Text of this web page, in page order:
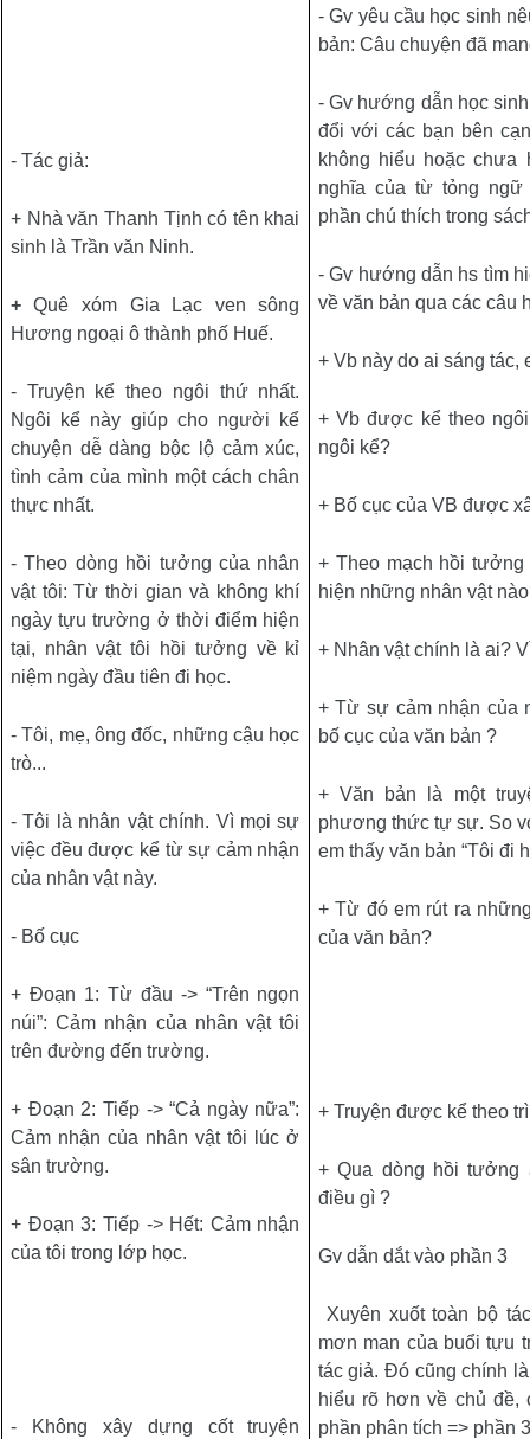
- Tác giả:
+Nhà văn Thanh Tịnh có tên khai
sinh là Trần văn Ninh.
+Quê xóm Gia Lạc ven sông
Hương ngoại ô thành phố Huế.
- Truyện kể theo ngôi thứ nhất.
Ngôi kể này giúp cho người kể
chuyện dễ dàng bộc lộ cảm xúc,
tình cảm của mình một cách chân
thực nhất.
- Theo dòng hồi tưởng của nhân
vật tôi: Từ thời gian và không khí
ngày tựu trường ở thời điểm hiện
tại, nhân vật tôi hồi tưởng về kỉ
niệm ngày đầu tiên đi học.
- Tôi, mẹ, ông đốc, những cậu học
trò...
- Tôi là nhân vật chính. Vì mọi sự
việc đều được kể từ sự cảm nhận
của nhân vật này.
- Bố cục
+ Đoạn 1: Từ đầu -> “Trên ngọn
núi”:Cảm nhận của nhân vật tôi
trên đường đến trường.
+ Đoạn 2: Tiếp -> “Cả ngày nữa”:
Cảm nhận của nhân vật tôi lúc ở
sân trường.
+ Đoạn 3: Tiếp -> Hết: Cảm nhận
của tôi trong lớp học.
- Không xây dựng cốt truyện
- Gv yêu cầu học sinh
bản: Câu chuyện đã
- Gv hướng dẫn học
đổi với các bạn bên
không hiểu hoặc chưa
nghĩa của từ tỏng ngữ
phần chú thích trong
- Gv hướng dẫn hs tìm
về văn bản qua các câu
+ Vb này do ai sáng tác,
+ Vb được kể theo
ngôi kể?
+ Bố cục của VB được
+ Theo mạch hồi
hiện những nhân vật
+ Nhân vật chính là ai?
+ Từ sự cảm nhận của
bố cục của văn bản ?
+Văn bản là một
phương thức tự sự. So
em thấy văn bản “Tôi đi
+ Từ đó em rút ra
của văn bản?
+ Truyện được kể theo
+ Qua dòng hồi tưởng
điều gì ?
Gv dẫn dắt vào phần 3
Xuyên xuốt toàn bộ
mơn man của buổi tựu
tác giả. Đó cũng chính
hiểu rõ hơn về chủ đề,
phần phân tích => phần